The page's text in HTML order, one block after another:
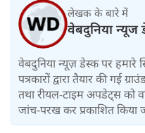
लेखक के बारे में
वेबदुनिया न्यूज
वेबदुनिया न्यूज़ डेस्क पर हमारे
पत्रकारों द्वारा तैयार की गई
तथा रीयल-टाइम अपडेट्स को
जांच-परख कर प्रकाशित किया